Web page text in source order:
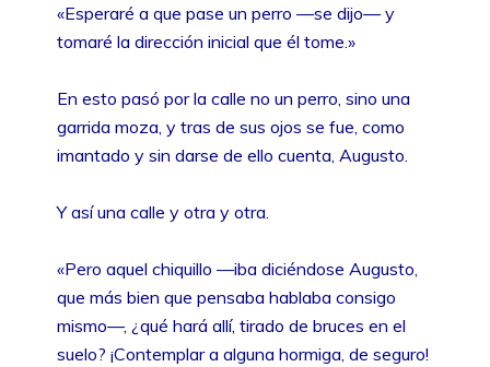
«Esperaré a que pase un perro ––se dijo–– y
tomaré la dirección inicial que él tome.»
En esto pasó por la calle no un perro, sino una
garrida moza, y tras de sus ojos se fue, como
imantado y sin darse de ello cuenta, Augusto.
Y así una calle y otra y otra.
«Pero aquel chiquillo ––iba diciéndose Augusto,
que más bien que pensaba hablaba consigo
mismo––, ¿qué hará allí, tirado de bruces en el
suelo? ¡Contemplar a alguna hormiga, de seguro!